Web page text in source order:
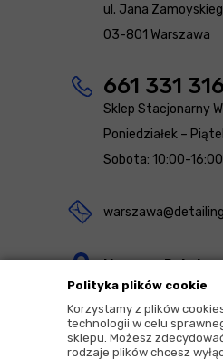
Polityka plików cookie
Korzystamy z plików
technologii w celu
sklepu. Możesz
rodzaje plików chcesz
ul. Jana
03-801 Warszawa
661 331 316
Sklep Stacjonarny
Poniedziałek –
Sobota: 10:00-16:00
Magazyn Rekcin
Nomos Sp. z o.o. sp.k.
ul. Agrestowa 1
83-010 Rekcin